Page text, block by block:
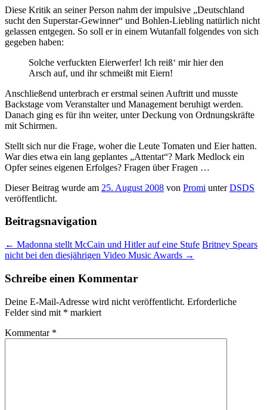
Diese Kritik an seiner Person nahm der impulsive „Deutschland
sucht den Superstar-Gewinner“ und Bohlen-Liebling natürlich nicht
gelassen entgegen. So soll er in einem Wutanfall folgendes von sich
gegeben haben:
Solche verfuckten Eierwerfer! Ich reiß‘ mir hier den
Arsch auf, und ihr schmeißt mit Eiern!
Anschließend unterbrach er erstmal seinen Auftritt und musste
Backstage vom Veranstalter und Management beruhigt werden.
Danach ging es für ihn weiter, unter Deckung von Ordnungskräfte
mit Schirmen.
Stellt sich nur die Frage, woher die Leute Tomaten und Eier hatten.
War dies etwa ein lang geplantes „Attentat“? Mark Medlock ein
Opfer seines eigenen Erfolges? Fragen über Fragen …
Dieser Beitrag wurde am 25. August 2008 von Promi unterDSDS
veröffentlicht.
Beitragsnavigation
← Madonna stellt McCain und Hitler auf eine Stufe Britney Spears
nicht bei den diesjährigen Video Music Awards →
Schreibe einen Kommentar
Deine E-Mail-Adresse wird nicht veröffentlicht. Erforderliche
Felder sind mit * markiert
Kommentar *